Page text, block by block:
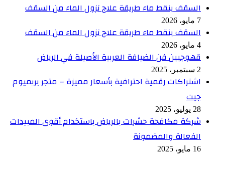
السقف ينقط ماء طريقة علاج نزول الماء من السقف
7 مايو، 2026
السقف ينقط ماء طريقة علاج نزول الماء من السقف
4 مايو، 2026
قهوجيين فن الضيافة العربية الأصيلة في الرياض
2 سبتمبر، 2025
اشتراكات رقمية احترافية بأسعار مميزة – متجر بريميوم
جيت
28 يوليو، 2025
شركة مكافحة حشرات بالرياض باستخدام أقوى المبيدات
الفعالة والمضمونة
16 مايو، 2025